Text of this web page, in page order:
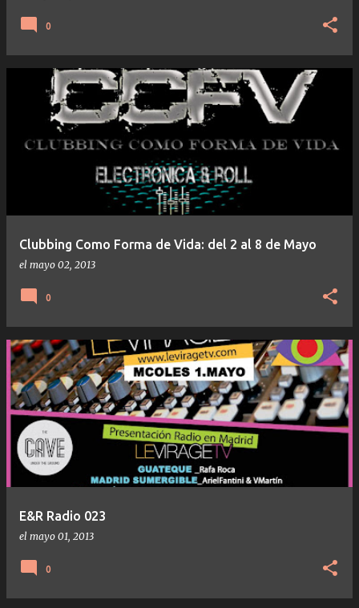
0
Clubbing Como Forma de Vida: del 2 al 8 de Mayo
el mayo 02, 2013
0
E&R Radio 023
el mayo 01, 2013
0